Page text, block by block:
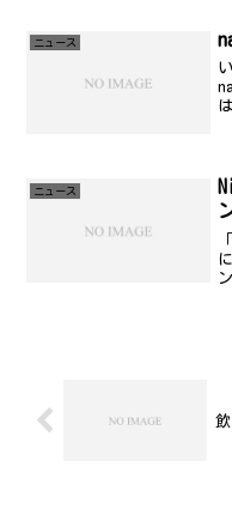
ニュース
ニュース